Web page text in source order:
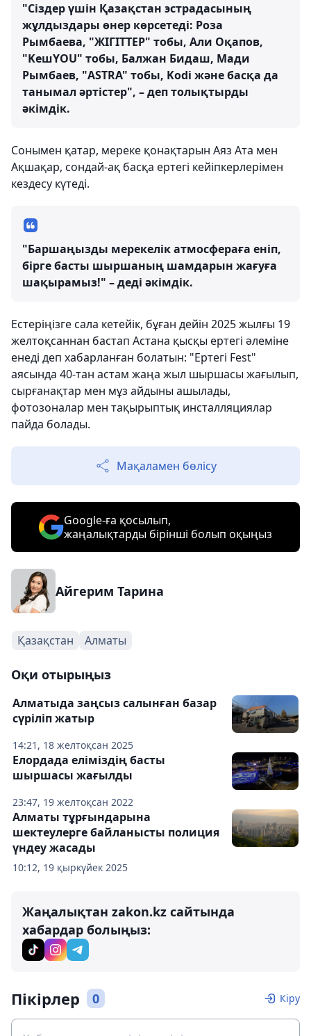
"Сіздер үшін Қазақстан эстрадасының
жұлдыздары өнер көрсетеді: Роза
Рымбаева, "ЖІГІТТЕР" тобы, Али Оқапов,
"KешYOU" тобы, Балжан Бидаш, Мади
Рымбаев, "ASTRA" тобы, Kodi және басқа да
танымал әртістер", – деп толықтырды
әкімдік.
Сонымен қатар, мереке қонақтарын Аяз Ата мен
Ақшақар, сондай-ақ басқа ертегі кейіпкерлерімен
кездесу күтеді.
"Баршаңызды мерекелік атмосфераға еніп,
бірге басты шыршаның шамдарын жағуға
шақырамыз!" – деді әкімдік.
Естеріңізге сала кетейік, бұған дейін 2025 жылғы 19
желтоқсаннан бастап Астана қысқы ертегі әлеміне
енеді деп хабарланған болатын: "Ертегі Fest"
аясында 40-тан астам жаңа жыл шыршасы жағылып,
сырғанақтар мен мұз айдыны ашылады,
фотозоналар мен тақырыптық инсталляциялар
пайда болады.
Мақаламен бөлісу
Google-ға қосылып,
жаңалықтарды бірінші болып оқыңыз
Айгерим Тарина
Қазақстан Алматы
Оқи отырыңыз
14:21, 18 желтоқсан 2025
Алматыда заңсыз салынған базар
сүріліп жатыр
23:47, 19 желтоқсан 2022
Елордада еліміздің басты
шыршасы жағылды
10:12, 19 қыркүйек 2025
Алматы тұрғындарына
шектеулерге байланысты полиция
үндеу жасады
Жаңалықтан zakon.kz сайтында
хабардар болыңыз:
Пікірлер 0 Кіру